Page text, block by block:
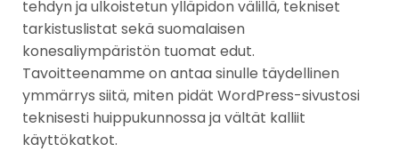
tehdyn ja ulkoistetun ylläpidon välillä, tekniset
tarkistuslistat sekä suomalaisen
konesaliympäristön tuomat edut.
Tavoitteenamme on antaa sinulle täydellinen
ymmärrys siitä, miten pidät WordPress-sivustosi
teknisesti huippukunnossa ja vältät kalliit
käyttökatkot.